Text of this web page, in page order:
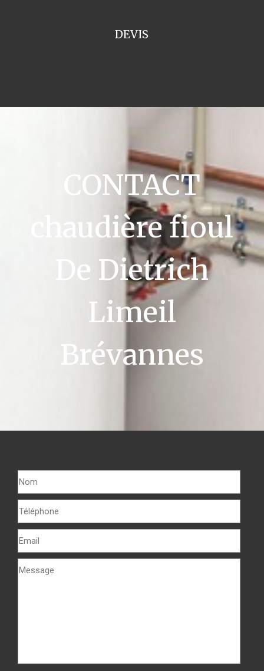
DEVIS
CONTACT
chaudière fioul
De Dietrich
Limeil
Brévannes